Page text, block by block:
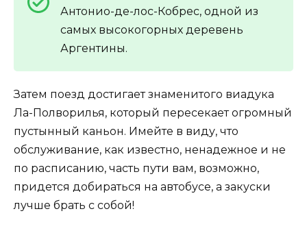
Антонио-де-лос-Кобрес, одной из
самых высокогорных деревень
Аргентины.
Затем поезд достигает знаменитого виадука
Ла-Полворилья, который пересекает огромный
пустынный каньон. Имейте в виду, что
обслуживание, как известно, ненадежное и не
по расписанию, часть пути вам, возможно,
придется добираться на автобусе, а закуски
лучше брать с собой!